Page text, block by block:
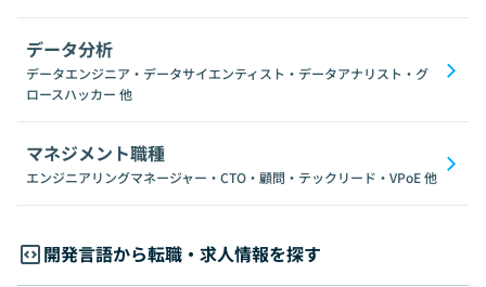
データ分析
データエンジニア・データサイエンティスト・データアナリスト・グ
ロースハッカー 他
マネジメント職種
エンジニアリングマネージャー・CTO・顧問・テックリード・VPoE他
開発言語から転職・求人情報を探す